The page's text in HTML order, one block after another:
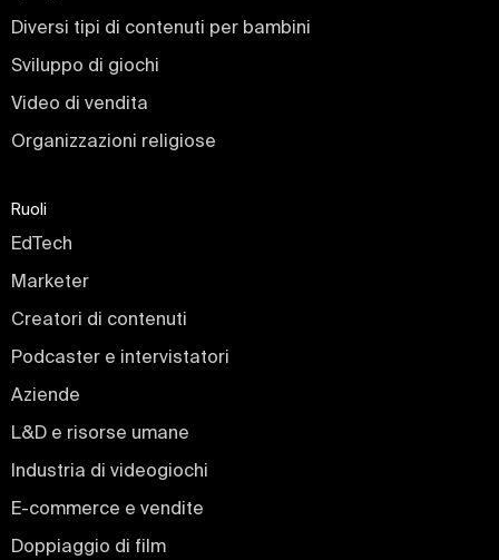
Diversi tipi di contenuti per bambini
Sviluppo di giochi
Video di vendita
Organizzazioni religiose
Ruoli
EdTech
Marketer
Creatori di contenuti
Podcaster e intervistatori
Aziende
L&D e risorse umane
Industria di videogiochi
E-commerce e vendite
Doppiaggio di film